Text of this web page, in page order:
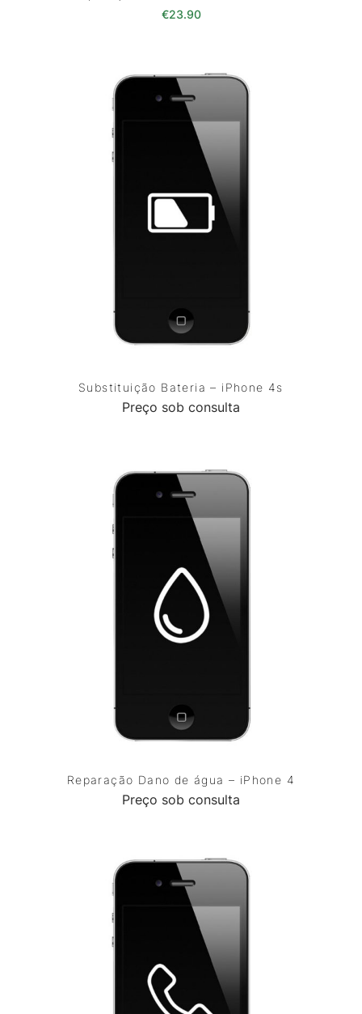
€23.90
Substituição Bateria – iPhone 4s
Preço sob consulta
Reparação Dano de água – iPhone 4
Preço sob consulta